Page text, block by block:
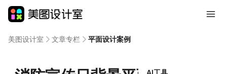
AI工具
美图设计室 文章专栏 平面设计案例